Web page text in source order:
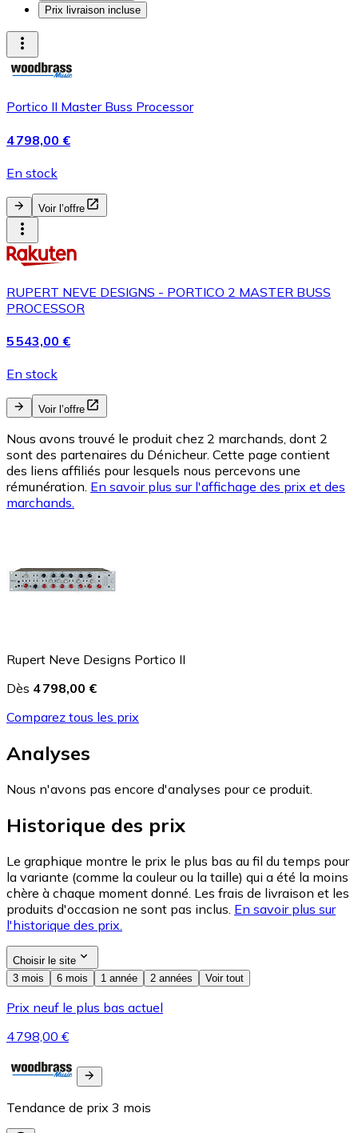
Prix livraison incluse
Portico II Master Buss Processor
4 798,00 €
En stock
Voir l’offre
RUPERT NEVE DESIGNS - PORTICO 2 MASTER BUSS
PROCESSOR
5 543,00 €
En stock
Voir l’offre
Nous avons trouvé le produit chez 2 marchands, dont 2
sont des partenaires du Dénicheur. Cette page contient
des liens affiliés pour lesquels nous percevons une
rémunération. En savoir plus sur l'affichage des prix et des
marchands.
Rupert Neve Designs Portico II
Dès 4 798,00 €
Comparez tous les prix
Analyses
Nous n'avons pas encore d'analyses pour ce produit.
Historique des prix
Le graphique montre le prix le plus bas au fil du temps pour
la variante (comme la couleur ou la taille) qui a été la moins
chère à chaque moment donné. Les frais de livraison et les
produits d'occasion ne sont pas inclus. En savoir plus sur
l'historique des prix.
Choisir le site
3 mois
6 mois 1 année 2 années Voir tout
Prix neuf le plus bas actuel
4 798,00 €
Tendance de prix 3 mois